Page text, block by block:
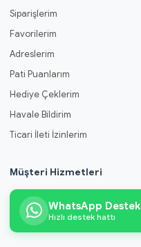
Siparişlerim
Favorilerim
Adreslerim
Pati Puanlarım
Hediye Çeklerim
Havale Bildirim
Ticari İleti İzinlerim
Müşteri Hizmetleri
WhatsApp Destek
Hızlı destek hattı